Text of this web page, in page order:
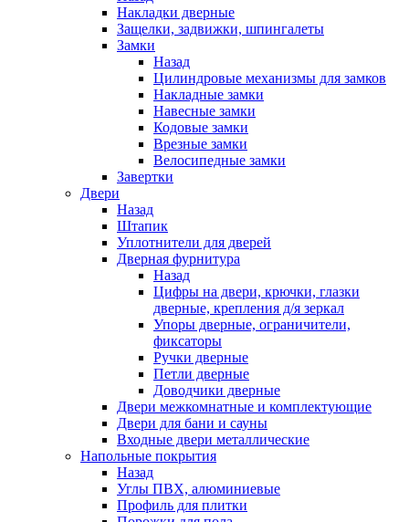
Накладки дверные
Защелки, задвижки, шпингалеты
Замки
Назад
Цилиндровые механизмы для замков
Накладные замки
Навесные замки
Кодовые замки
Врезные замки
Велосипедные замки
Завертки
Двери
Назад
Штапик
Уплотнители для дверей
Дверная фурнитура
Назад
Цифры на двери, крючки, глазки
дверные, крепления д/я зеркал
Упоры дверные, ограничители,
фиксаторы
Ручки дверные
Петли дверные
Доводчики дверные
Двери межкомнатные и комплектующие
Двери для бани и сауны
Входные двери металлические
Напольные покрытия
Назад
Углы ПВХ, алюминиевые
Профиль для плитки